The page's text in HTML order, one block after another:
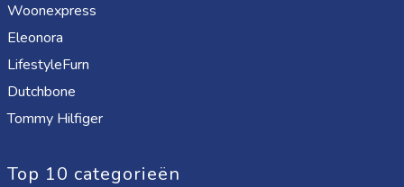
Woonexpress
Eleonora
LifestyleFurn
Dutchbone
Tommy Hilfiger
Top 10 categorieën